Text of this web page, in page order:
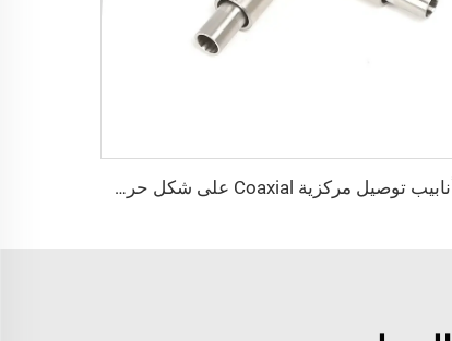
وصلة أنابيب توصيل مركزية Coaxial على شكل حرف T فائقة النقاء من الفولاذ المقاوم للصدأ SS316L، وصلة توصيل مركزية Coaxial من الفولاذ المقاوم للصدأ، أنابيب عالية الجودة فائقة النقاء (UHP) بنهايات BA/EP